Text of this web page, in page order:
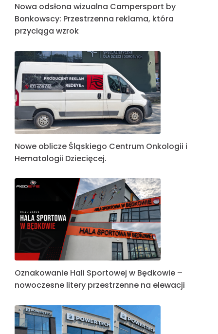
Nowa odsłona wizualna Campersport by
Bonkowscy: Przestrzenna reklama, która
przyciąga wzrok
Nowe oblicze Śląskiego Centrum Onkologii i
Hematologii Dziecięcej.
Oznakowanie Hali Sportowej w Będkowie –
nowoczesne litery przestrzenne na elewacji